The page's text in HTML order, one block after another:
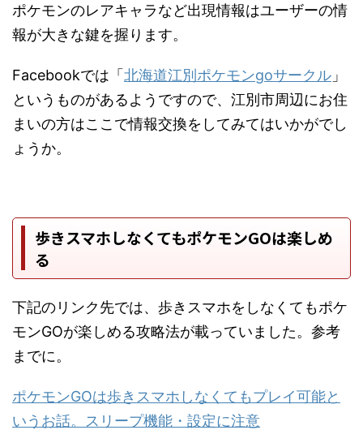
ポケモンのレアキャラなど出現情報はユーザーの情
報が大きな鍵を握ります。
Facebookでは「 北海道江別ポケモンgoサークル 」
というものがあるようですので、江別市周辺にお住
まいの方はここで情報交換をしてみてはいかがでし
ょうか。
歩きスマホしなくてもポケモンGOは楽しめ
る
下記のリンク先では、歩きスマホをしなくてもポケ
モンGOが楽しめる攻略法が載っていました。参考
までに。
ポケモンGOは歩きスマホしなくてもプレイ可能と
いうお話。スリープ機能・設定に注意